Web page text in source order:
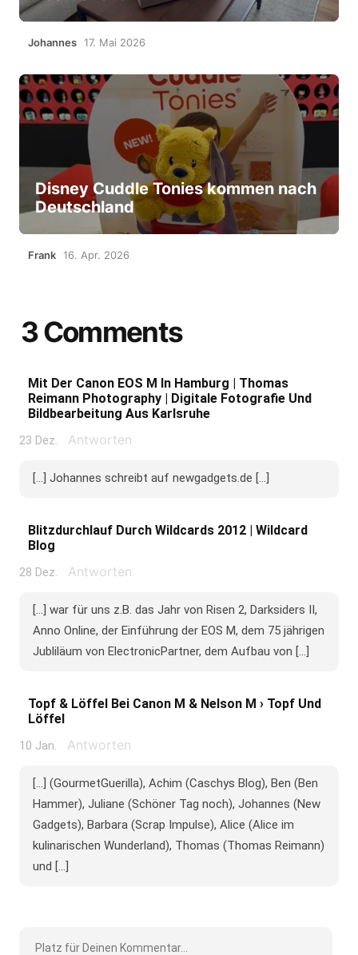
Johannes 17. Mai 2026
Disney Cuddle Tonies kommen nach
Deutschland
Frank 16. Apr. 2026
3 Comments
Mit Der Canon EOS M In Hamburg | Thomas
Reimann Photography | Digitale Fotografie Und
Bildbearbeitung Aus Karlsruhe
23 Dez. Antworten
[...] Johannes schreibt auf newgadgets.de [...]
Blitzdurchlauf Durch Wildcards 2012 | Wildcard
Blog
28 Dez. Antworten
[...] war für uns z.B. das Jahr von Risen 2, Darksi­ders II,
Anno Online, der Ein­füh­rung der EOS M, dem 75 jäh­ri­gen
Jubli­läum von Elec­tro­nic­Part­ner, dem Auf­bau von [...]
Topf & Löffel Bei Canon M & Nelson M › Topf Und
Löffel
10 Jan. Antworten
[...] (GourmetGuerilla), Achim (Caschys Blog), Ben (Ben
Hammer), Juliane (Schöner Tag noch), Johannes (New
Gadgets), Barbara (Scrap Impulse), Alice (Alice im
kulinarischen Wunderland), Thomas (Thomas Reimann)
und [...]